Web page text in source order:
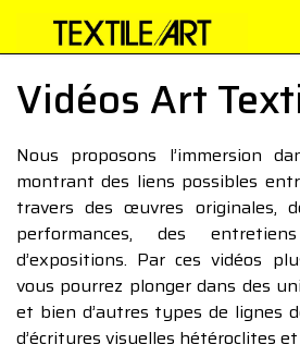
Vidéos Art
Nous proposons l’immersion
montrant des liens possibles
travers des œuvres originales,
performances, des
d’expositions. Par ces vidéos
vous pourrez plonger dans des
et bien d’autres types de lignes
d’écritures visuelles hétéroclites